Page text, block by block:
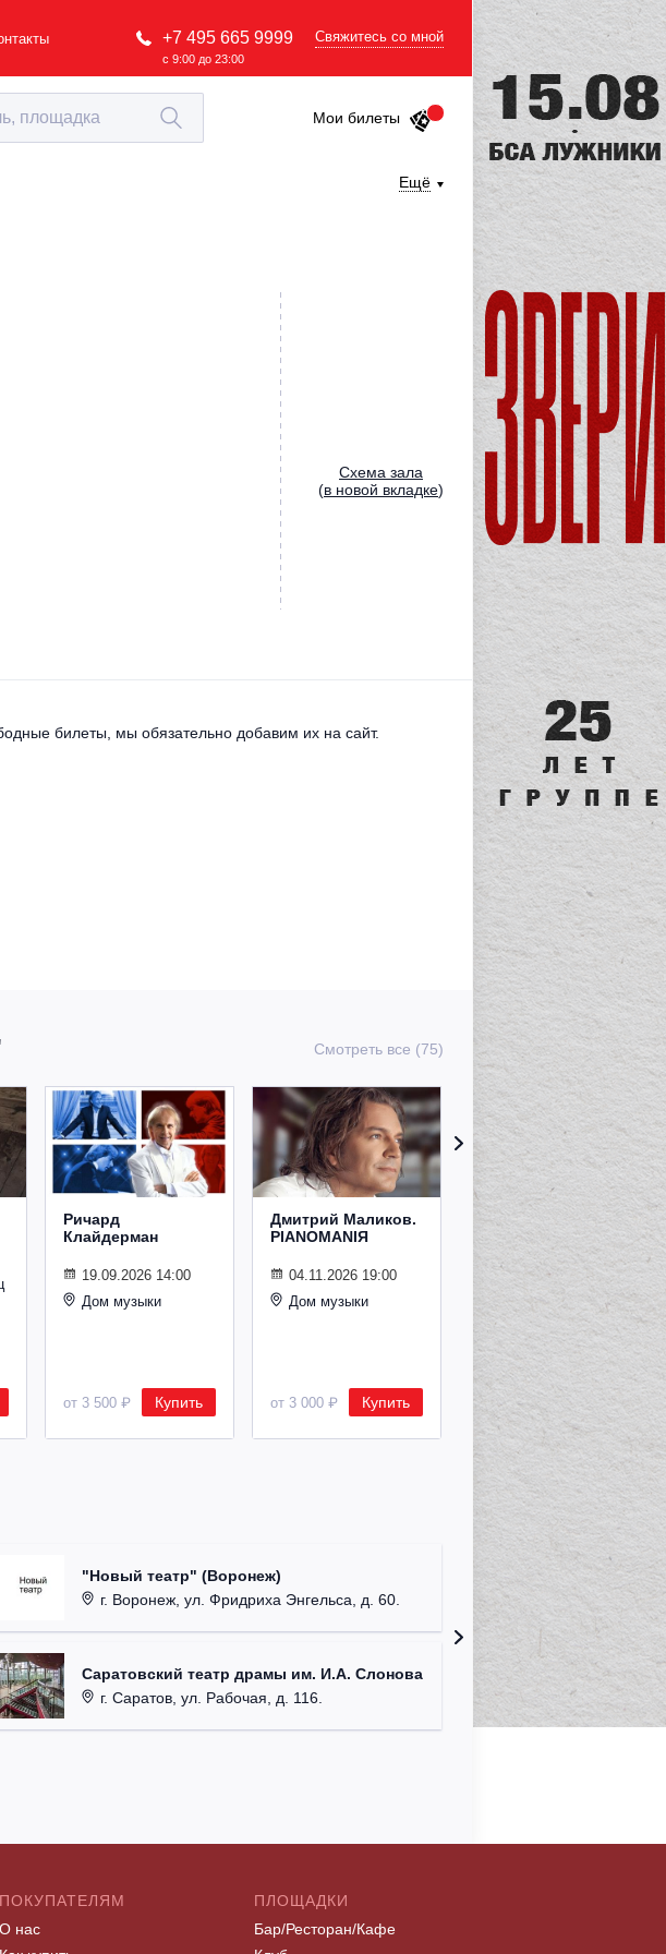
+7 495 665 9999
с 9:00 до 23:00
Свяжитесь со мной
Мои билеты
Ещё
Cхема зала
(в новой вкладке)
билеты, мы обязательно добавим их на сайт.
Смотреть все (75)
Ричард
Клайдерман
19.09.2026 14:00
Дом музыки
от 3 500 ₽ Купить
Дмитрий Маликов.
PIANOMANIЯ
04.11.2026 19:00
Дом музыки
от 3 000 ₽ Купить
Рождественский
концерт
Владимира
Спивакова
24.12.2026 19:00
Дом музыки
от 8 500 ₽ Купить
"Новый театр" (Воронеж)
г. Воронеж, ул. Фридриха Энгельса, д. 60.
Саратовский театр драмы им. И.А. Слонова
г. Саратов, ул. Рабочая, д. 116.
театр"
г.
ДК им.
г.
ПОКУПАТЕЛЯМ
О нас
ПЛОЩАДКИ
Бар/Ресторан/Кафе